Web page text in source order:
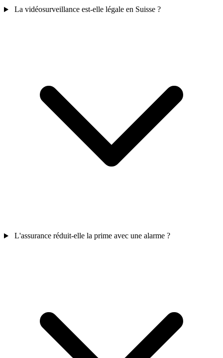
La vidéosurveillance est-elle légale en Suisse ?
L'assurance réduit-elle la prime avec une alarme ?